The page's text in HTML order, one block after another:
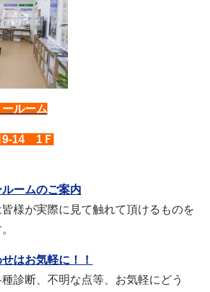
ルーム
9-14 1Ｆ
ームのご案内
様が実際に見て触れて頂けるものを
はお気軽に！！
診断、不明な点等、お気軽にどう